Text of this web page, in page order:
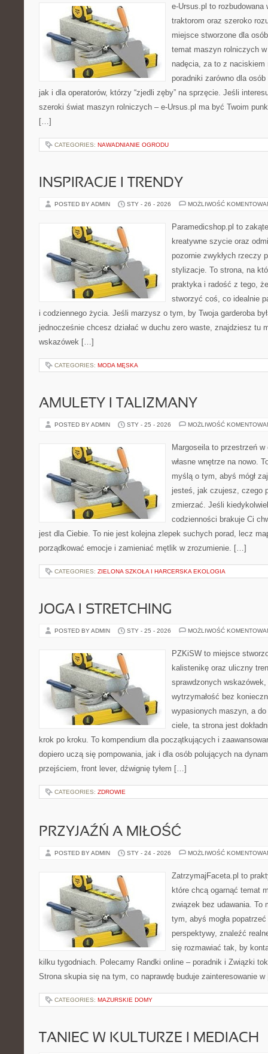
e-Ursus.pl to rozbudowana
traktorom oraz szeroko
miejsce stworzone dla
temat maszyn rolniczych
nadęcia, za to z
poradniki zarówno dla
jak i dla operatorów, którzy “zjedli zęby” na sprzęcie. Jeśli
szeroki świat maszyn rolniczych – e-Ursus.pl ma być Twoim
[…]
CATEGORIES: NAWADNIANIE OGRODU
INSPIRACJE I TRENDY
POSTED BY ADMIN STY - 26 - 2026 MOŻLIWOŚĆ
Paramedicshop.pl to
kreatywne szycie oraz
pozornie zwykłych rzeczy
stylizacje. To strona, na
praktyka i radość z tego,
stworzyć coś, co idealnie
i codziennego życia. Jeśli marzysz o tym, by Twoja garderoba
jednocześnie chcesz działać w duchu zero waste, znajdziesz tu
wskazówek […]
CATEGORIES: MODA MĘSKA
AMULETY I TALIZMANY
POSTED BY ADMIN STY - 25 - 2026 MOŻLIWOŚĆ
Margoseila to przestrzeń
własne wnętrze na nowo.
myślą o tym, abyś mógł
jesteś, jak czujesz, czego
zmierzać. Jeśli
codzienności brakuje Ci
jest dla Ciebie. To nie jest kolejna zlepek suchych porad, lecz
porządkować emocje i zamieniać mętlik w zrozumienie. […]
CATEGORIES: ZIELONA SZKOŁA I HARCERSKA EKOLOGIA
JOGA I STRETCHING
POSTED BY ADMIN STY - 25 - 2026 MOŻLIWOŚĆ
PZKiSW to miejsce
kalistenikę oraz uliczny
sprawdzonych
wytrzymałość bez
wypasionych maszyn, a
ciele, ta strona jest
krok po kroku. To kompendium dla początkujących i
dopiero uczą się pompowania, jak i dla osób polujących na
przejściem, front lever, dźwignię tyłem […]
CATEGORIES: ZDROWIE
PRZYJAŹŃ A MIŁOŚĆ
POSTED BY ADMIN STY - 24 - 2026 MOŻLIWOŚĆ
ZatrzymajFaceta.pl to
które chcą ogarnąć temat
związek bez udawania. To
tym, abyś mogła
perspektywy, znaleźć
się rozmawiać tak, by
kilku tygodniach. Polecamy Randki online – poradnik i Związki
Strona skupia się na tym, co naprawdę buduje zainteresowanie
CATEGORIES: MAZURSKIE DOMY
TANIEC W KULTURZE I MEDIACH